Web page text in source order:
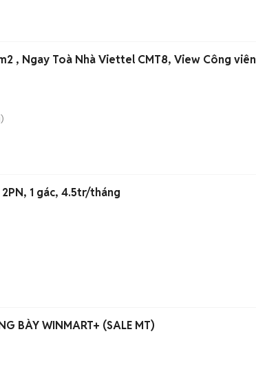
, Ngay Toà Nhà Viettel CMT8, View Công viên
1 gác, 4.5tr/tháng
BÀY WINMART+ (SALE MT)